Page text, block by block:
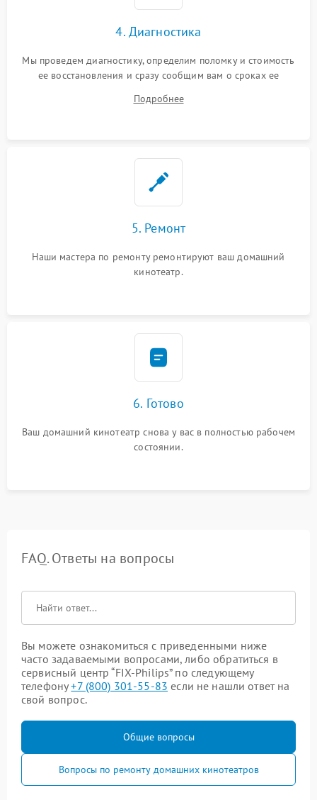
4. Диагностика
Мы проведем диагностику, определим поломку и стоимость
ее восстановления и сразу сообщим вам о сроках ее
Подробнее
5. Ремонт
Наши мастера по ремонту ремонтируют ваш домашний
кинотеатр.
6. Готово
Ваш домашний кинотеатр снова у вас в полностью рабочем
состоянии.
FAQ. Ответы на вопросы
Вы можете ознакомиться с приведенными ниже
часто задаваемыми вопросами, либо обратиться в
сервисный центр “FIX-Philips” по следующему
телефону+7 (800) 301-55-83 если не нашли ответ на
свой вопрос.
Общие вопросы
Вопросы по ремонту домашних кинотеатров